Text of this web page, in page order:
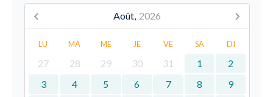
Août, 2026
LU MA ME JE VE SA DI
27 28 29 30 31 1
2
3
4 5 6 7 8
9